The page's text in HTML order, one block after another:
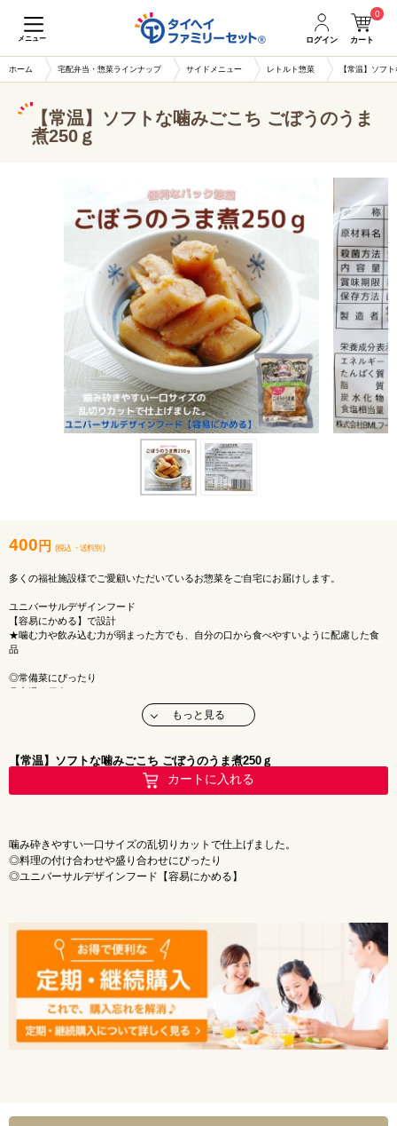
メニュー ログイン カート
0
ホーム 宅配弁当・惣菜ラインナップ サイドメニュー レトルト惣菜 【常温】ソフ
【常温】ソフトな噛みごこち ごぼうのうま
煮250ｇ
400 円 (税込 ・ 送料別 )
多くの福祉施設様でご愛顧いただいているお惣菜をご自宅にお届けします。
ユニバーサルデザインフード
【容易にかめる】で設計
★噛む力や飲み込む力が弱まった方でも、自分の口から食べやすいように配慮した食
品
◎常備菜にぴったり
◎室温で保存OK
そんな時に便利な小パック惣菜です♪
アレルギー：小麦
もっと見る
【常温】ソフトな噛みごこち ごぼうのうま煮250ｇ
カートに入れる
噛み砕きやすい一口サイズの乱切りカットで仕上げました。
◎料理の付け合わせや盛り合わせにぴったり
◎ユニバーサルデザインフード【容易にかめる】